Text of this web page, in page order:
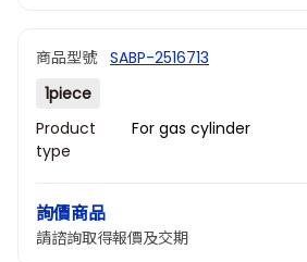
商品型號 SABP-2516713
1piece
Product
type
For gas cylinder
詢價商品
請諮詢取得報價及交期